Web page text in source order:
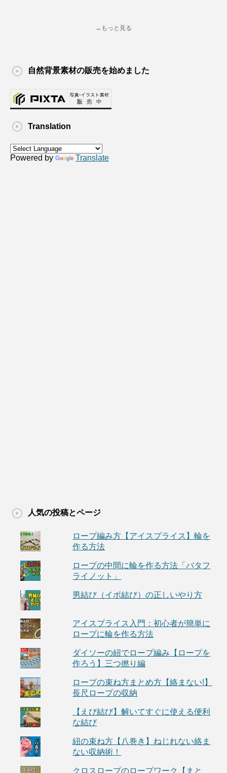
→もっと見る
自然背景素材の販売を始めました
Translation
Powered by Translate
人気の投稿とページ
ロープ編み方【アイスプライス】輪を
作る方法
ロープの中間に輪を作る方法「バタフ
ライノット」
男結び（イボ結び）の正しいやり方
アイスプライス入門：初心者が簡単に
ロープに輪を作る方法
ダイソーの紐でロープ編み【ロープを
作ろう】三つ撚り編
ロープの束ね方まとめ方【絡まない!】
長尺ロープの収納
【えび結び】解いてすぐに使える便利
な結び
紐の束ね方【八巻き】ねじれない絡ま
ない収納術！
クロスロープのロープワーク【まと